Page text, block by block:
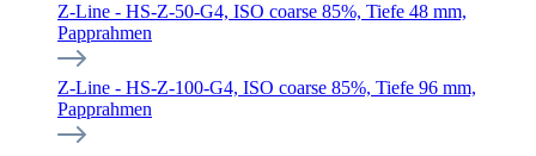
Z-Line - HS-Z-50-G4, ISO coarse 85%, Tiefe 48 mm,
Papprahmen
Z-Line - HS-Z-100-G4, ISO coarse 85%, Tiefe 96 mm,
Papprahmen